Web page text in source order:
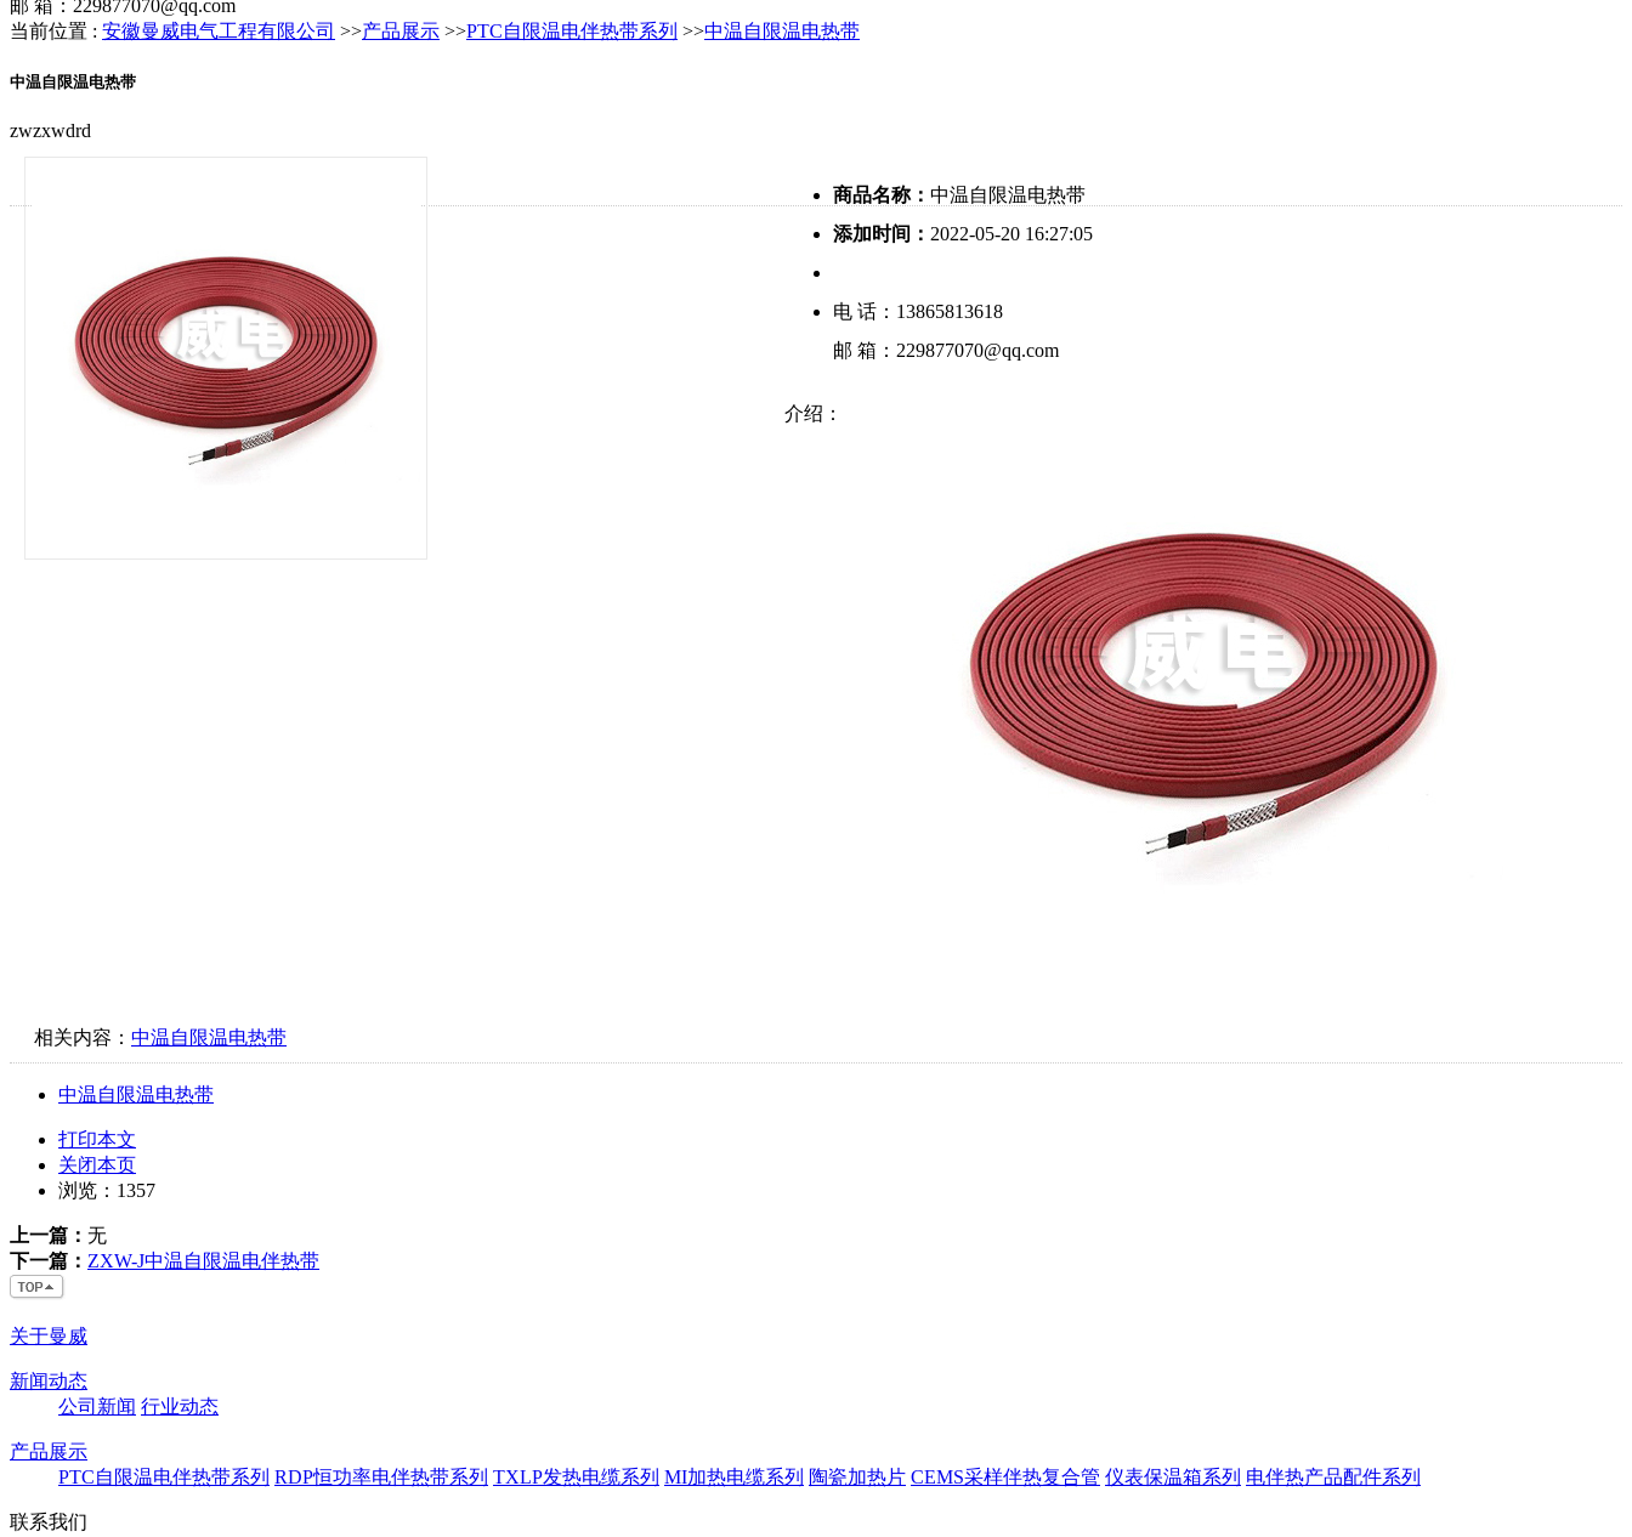
邮 箱：229877070@qq.com
当前位置 : 安徽曼威电气工程有限公司 >>产品展示 >>PTC自限温电伴热带系列 >>中温自限温电热带
中温自限温电热带
zwzxwdrd
商品名称： 中温自限温电热带
添加时间： 2022-05-20 16:27:05
电 话：13865813618
邮 箱：229877070@qq.com
介绍：
相关内容： 中温自限温电热带
中温自限温电热带
打印本文
关闭本页
浏览： 1357
上一篇： 无
下一篇： ZXW-J中温自限温电伴热带
关于曼威
新闻动态
公司新闻 行业动态
产品展示
PTC自限温电伴热带系列 RDP恒功率电伴热带系列 TXLP发热电缆系列 MI加热电缆系列 陶瓷加热片 CEMS采样伴热复合管 仪表保温箱系列 电伴热产品配件系列
联系我们